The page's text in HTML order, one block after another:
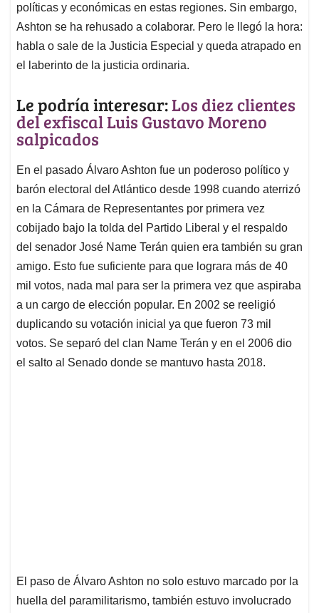
políticas y económicas en estas regiones. Sin embargo,
Ashton se ha rehusado a colaborar. Pero le llegó la hora:
habla o sale de la Justicia Especial y queda atrapado en
el laberinto de la justicia ordinaria.
Le podría interesar:Los diez clientes
del exfiscal Luis Gustavo Moreno
salpicados
En el pasado Álvaro Ashton fue un poderoso político y
barón electoral del Atlántico desde 1998 cuando aterrizó
en la Cámara de Representantes por primera vez
cobijado bajo la tolda del Partido Liberal y el respaldo
del senador José Name Terán quien era también su gran
amigo. Esto fue suficiente para que lograra más de 40
mil votos, nada mal para ser la primera vez que aspiraba
a un cargo de elección popular. En 2002 se reeligió
duplicando su votación inicial ya que fueron 73 mil
votos. Se separó del clan Name Terán y en el 2006 dio
el salto al Senado donde se mantuvo hasta 2018.
El paso de Álvaro Ashton no solo estuvo marcado por la
huella del paramilitarismo, también estuvo involucrado